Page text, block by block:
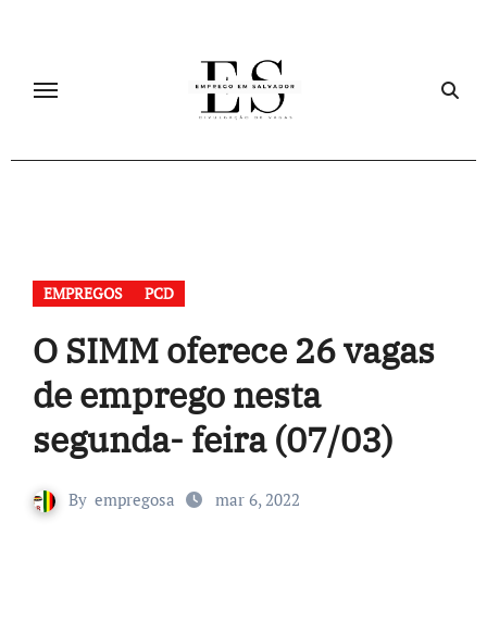
EMPREGOS PCD
O SIMM oferece 26 vagas
de emprego nesta
segunda- feira (07/03)
By empregosa mar 6, 2022